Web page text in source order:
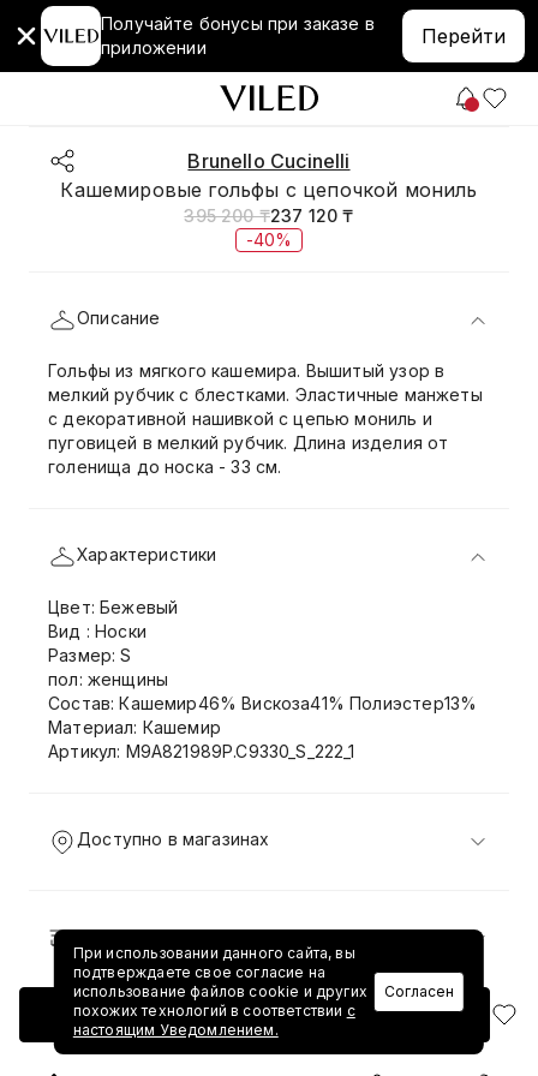
Получайте бонусы при заказе в
приложении
Перейти
Brunello Cucinelli
Кашемировые гольфы с цепочкой мониль
395 200 ₸237 120 ₸
-40%
Добавить в корзину
Описание
Гольфы из мягкого кашемира. Вышитый узор в
мелкий рубчик с блестками. Эластичные манжеты
с декоративной нашивкой с цепью мониль и
пуговицей в мелкий рубчик. Длина изделия от
голенища до носка - 33 см.
Характеристики
Цвет: Бежевый
Вид : Носки
Размер: S
пол: женщины
Состав: Кашемир46% Вискоза41% Полиэстер13%
Материал: Кашемир
Артикул: M9A821989P.C9330_S_222_1
Доступно в магазинах
Доставка и возврат
При использовании данного сайта, вы
подтверждаете свое согласие на
использование файлов cookie и других
похожих технологий в соответствии с
настоящим Уведомлением.
Согласен